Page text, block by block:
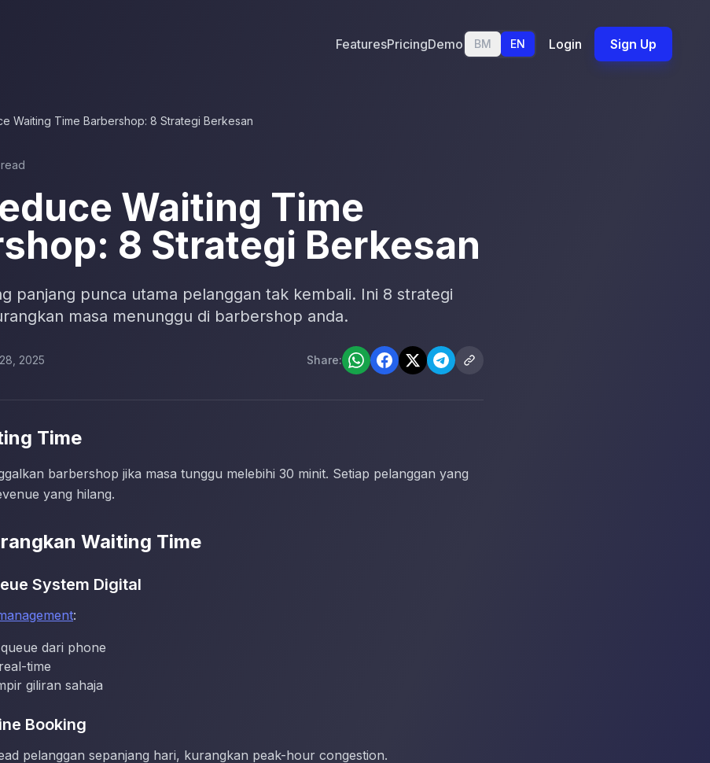
FeaturesPricingDemo BM EN Login Sign Up
Waiting Time Barbershop: 8 Strategi Berkesan
Waiting Time
8 Strategi Berkesan
panjang punca utama pelanggan tak kembali. Ini 8 strategi
masa menunggu di barbershop anda.
2025 Share:
Time
barbershop jika masa tunggu melebihi 30 minit. Setiap pelanggan yang
yang hilang.
Waiting Time
System Digital
:
dari phone
time
giliran sahaja
Booking
pelanggan sepanjang hari, kurangkan peak-hour congestion.